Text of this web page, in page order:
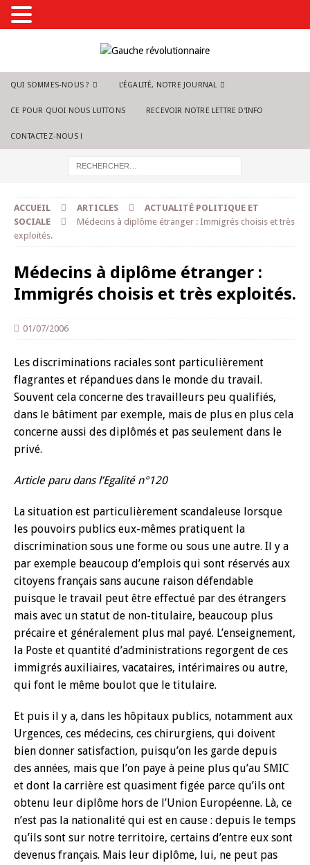
QUI SOMMES-NOUS ? L’ÉGALITÉ, NOTRE JOURNAL
CE POUR QUOI NOUS LUTTONS RECEVOIR NOTRE LETTRE D’INFO
CONTACTEZ-NOUS !
ACCUEIL ARTICLES
ACTUALITÉ POLITIQUE ET
SOCIALE
Médecins à diplôme étranger : Immigrés choisis et très
exploités.
Médecins à diplôme étranger :
Immigrés choisis et très exploités.
01/07/2006
Les discriminations raciales sont particulièrement
flagrantes et répandues dans le monde du travail.
Souvent cela concerne des travailleurs peu qualifiés,
dans le bâtiment par exemple, mais de plus en plus cela
concerne aussi des diplômés et pas seulement dans le
privé.
Article paru dans l’Egalité n°120
La situation est particulièrement scandaleuse lorsque
les pouvoirs publics eux-mêmes pratiquent la
discrimination sous une forme ou sous une autre. Il y a
par exemple beaucoup d’emplois qui sont réservés aux
citoyens français sans aucune raison défendable
puisque le travail peut être effectué par des étrangers
mais avec un statut de non-titulaire, beaucoup plus
précaire et généralement plus mal payé. L’enseignement,
la Poste et quantité d’administrations regorgent de ces
immigrés auxiliaires, vacataires, intérimaires ou autre,
qui font le même boulot que le titulaire.
Et puis il y a, dans les hôpitaux publics, notamment aux
Urgences, ces médecins, ces chirurgiens, qui doivent
bien donner satisfaction, puisqu’on les garde depuis
des années, mais que l’on paye à peine plus qu’au SMIC
et dont la carrière est quasiment figée parce qu’ils ont
obtenu leur diplôme hors de l’Union Européenne. Là, ce
n’est pas la nationalité qui est en cause : depuis le temps
qu’ils sont sur notre territoire, certains d’entre eux sont
devenus français. Mais leur diplôme, lui, ne peut pas